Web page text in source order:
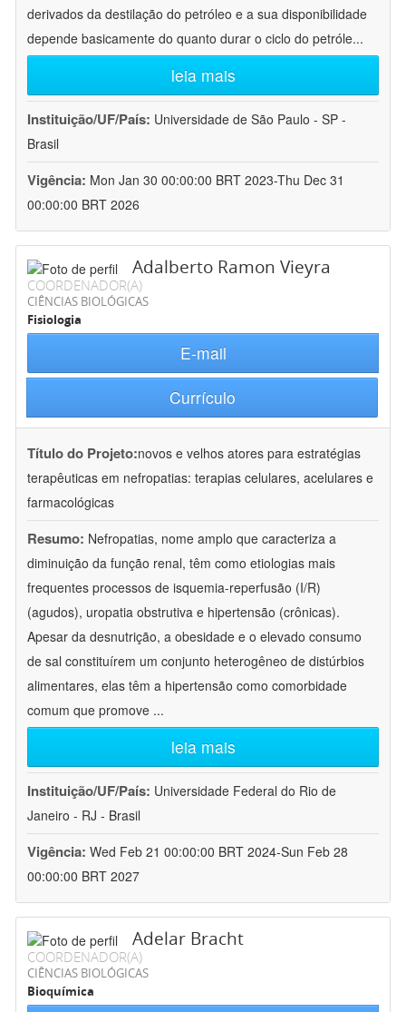
derivados da destilação do petróleo e a sua disponibilidade
depende basicamente do quanto durar o ciclo do petróle...
leia mais
Instituição/UF/País: Universidade de São Paulo - SP -
Brasil
Vigência: Mon Jan 30 00:00:00 BRT 2023-Thu Dec 31
00:00:00 BRT 2026
Adalberto Ramon Vieyra
COORDENADOR(A)
CIÊNCIAS BIOLÓGICAS
Fisiologia
E-mail
Currículo
Título do Projeto:novos e velhos atores para estratégias
terapêuticas em nefropatias: terapias celulares, acelulares e
farmacológicas
Resumo: Nefropatias, nome amplo que caracteriza a
diminuição da função renal, têm como etiologias mais
frequentes processos de isquemia-reperfusão (I/R)
(agudos), uropatia obstrutiva e hipertensão (crônicas).
Apesar da desnutrição, a obesidade e o elevado consumo
de sal constituírem um conjunto heterogêneo de distúrbios
alimentares, elas têm a hipertensão como comorbidade
comum que promove ...
leia mais
Instituição/UF/País: Universidade Federal do Rio de
Janeiro - RJ - Brasil
Vigência: Wed Feb 21 00:00:00 BRT 2024-Sun Feb 28
00:00:00 BRT 2027
Adelar Bracht
COORDENADOR(A)
CIÊNCIAS BIOLÓGICAS
Bioquímica